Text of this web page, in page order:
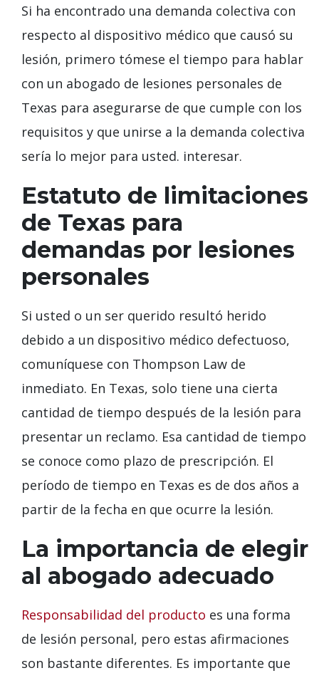
Si ha encontrado una demanda colectiva con
respecto al dispositivo médico que causó su
lesión, primero tómese el tiempo para hablar
con un abogado de lesiones personales de
Texas para asegurarse de que cumple con los
requisitos y que unirse a la demanda colectiva
sería lo mejor para usted. interesar.
Estatuto de limitaciones
de Texas para
demandas por lesiones
personales
Si usted o un ser querido resultó herido
debido a un dispositivo médico defectuoso,
comuníquese con Thompson Law de
inmediato. En Texas, solo tiene una cierta
cantidad de tiempo después de la lesión para
presentar un reclamo. Esa cantidad de tiempo
se conoce como plazo de prescripción. El
período de tiempo en Texas es de dos años a
partir de la fecha en que ocurre la lesión.
La importancia de elegir
al abogado adecuado
Responsabilidad del producto es una forma
de lesión personal, pero estas afirmaciones
son bastante diferentes. Es importante que